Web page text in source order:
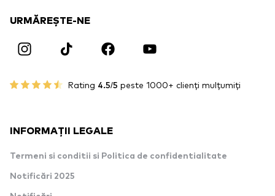
URMĂREȘTE-NE
Rating 4.5/5 peste 1000+ clienți mulțumiți
INFORMAȚII LEGALE
Termeni si conditii si Politica de confidentialitate
Notificări 2025